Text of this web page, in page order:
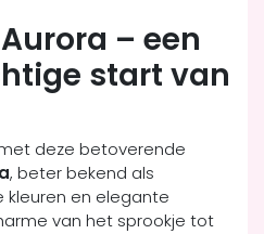
– een
start van
deze betoverende
, beter bekend als
kleuren en elegante
van het sprookje tot